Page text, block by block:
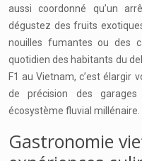
aussi coordonné qu’un
dégustez des fruits
nouilles fumantes ou des
quotidien des habitants du
F1 au Vietnam, c’est élargir
de précision des
écosystème fluvial millénaire.
Gastronomie